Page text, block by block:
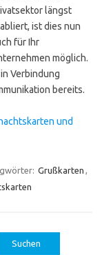
längst
ist dies nun
für Ihr
möglich.
Verbindung
bereits.
und
Grußkarten